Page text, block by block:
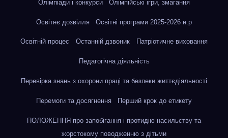
Олімпіади і конкурси Олімпійські ігри, змагання
Освітнє дозвілля Освітні програми 2025-2026 н.р
Освітній процес Останній дзвоник Патріотичне виховання
Педагогічна діяльність
Перевірка знань з охорони праці та безпеки життєдіяльності
Перемоги та досягнення Перший крок до етикету
ПОЛОЖЕННЯ про запобігання і протидію насильству та
жорстокому поводженню з дітьми